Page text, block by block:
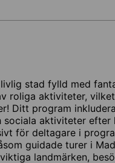
stad fylld med
roliga aktiviteter,
Ditt program
sociala aktiviteter efter
för deltagare i
guidade turer i
landmärken,